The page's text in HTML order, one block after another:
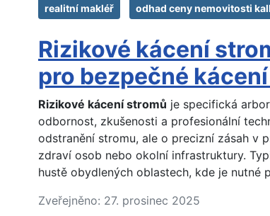
realitní makléř odhad ceny nemovitosti
Rizikové kácení
pro bezpečné
Rizikové kácení stromů je specifická
odbornost, zkušenosti a profesionální
odstranění stromu, ale o precizní zásah v
zdraví osob nebo okolní infrastruktury.
hustě obydlených oblastech, kde je nutné
Zveřejněno: 27. prosinec 2025